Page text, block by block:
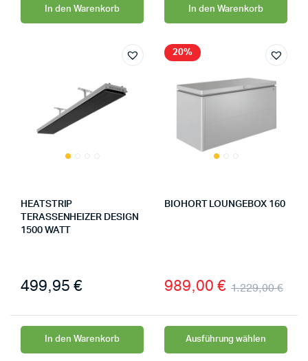
In den Warenkorb In den Warenkorb
HEATSTRIP
TERASSENHEIZER DESIGN
1500 WATT
499,95 €
In den Warenkorb
20%
BIOHORT LOUNGEBOX 160
1.229,00€
989,00 €
Ausführung wählen